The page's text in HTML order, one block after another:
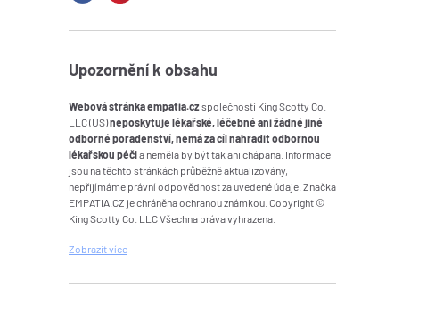
Upozornění k obsahu
Webová stránka empatia.czspolečnosti King Scotty Co.
LLC (US)neposkytuje lékařské, léčebné ani žádné jiné
odborné poradenství, nemá za cíl nahradit odbornou
lékařskou péčia neměla by být tak ani chápana. Informace
jsou na těchto stránkách průběžně aktualizovány,
nepřijímáme právní odpovědnost za uvedené údaje. Značka
EMPATIA.CZ je chráněna ochranou známkou. Copyright ©
King Scotty Co. LLC Všechna práva vyhrazena.
Zobrazitvíce